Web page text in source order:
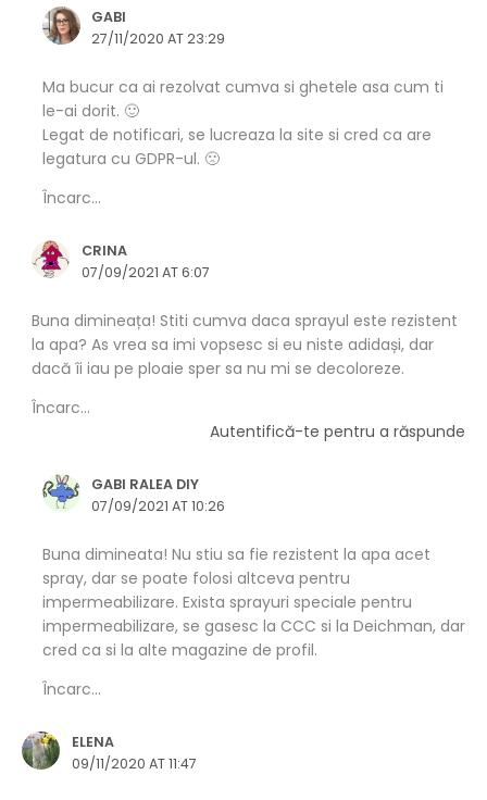
GABI
27/11/2020 AT 23:29
Ma bucur ca ai rezolvat cumva si ghetele asa cum ti
le-ai dorit. 🙂
Legat de notificari, se lucreaza la site si cred ca are
legatura cu GDPR-ul. 🙁
Încarc...
CRINA
07/09/2021 AT 6:07
Buna dimineața! Stiti cumva daca sprayul este rezistent
la apa? As vrea sa imi vopsesc si eu niste adidași, dar
dacă îi iau pe ploaie sper sa nu mi se decoloreze.
Încarc...
Autentifică-te pentru a răspunde
GABI RALEA DIY
07/09/2021 AT 10:26
Buna dimineata! Nu stiu sa fie rezistent la apa acet
spray, dar se poate folosi altceva pentru
impermeabilizare. Exista sprayuri speciale pentru
impermeabilizare, se gasesc la CCC si la Deichman, dar
cred ca si la alte magazine de profil.
Încarc...
ELENA
09/11/2020 AT 11:47